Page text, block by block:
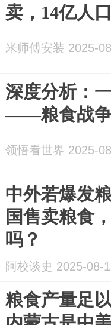
卖，14亿人
米师傅安装 2025-
深度分析：
——粮食战
领悟看世界 2025-
中外若爆发
国售卖粮食
吗？
阿校谈史 2025-08-
粮食产量足